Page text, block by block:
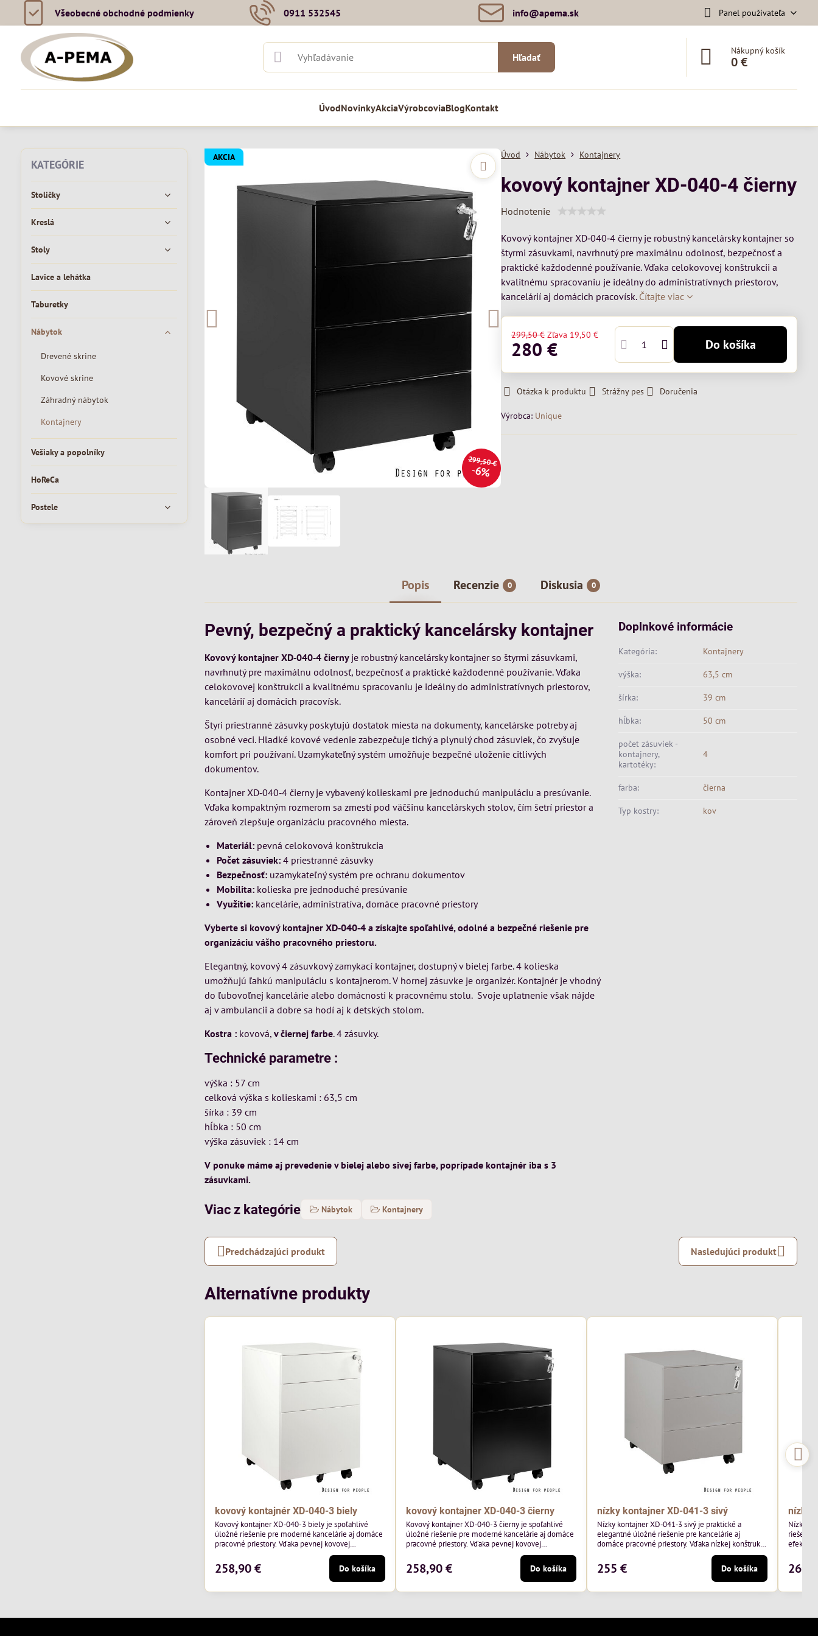
Všeobecné obchodné podmienky 0911 532545 info​@apema​.sk Panel používateľa
Hľadať
Nákupný košík
0 €
ÚvodNovinkyAkciaVýrobcoviaBlogKontakt
AKCIA
299,50 €
6%
Úvod Nábytok Kontajnery
kovový kontajner XD-040-4 čierny
Hodnotenie
Kovový kontajner XD‑040‑4 čierny je robustný kancelársky kontajner so
štyrmi zásuvkami, navrhnutý pre maximálnu odolnosť, bezpečnosť a
praktické každodenné používanie. Vďaka celokovovej konštrukcii a
kvalitnému spracovaniu je ideálny do administratívnych priestorov,
kancelárií aj domácich pracovísk. Čítajte viac
299,50 € Zľava 19,50 €
280 € Do košíka
Otázka k produktu Strážny pes Doručenia
Výrobca: Unique
Popis Recenzie 0 Diskusia 0
Pevný, bezpečný a praktický kancelársky kontajner
Kovový kontajner XD‑040‑4 čierny je robustný kancelársky kontajner so štyrmi zásuvkami,
navrhnutý pre maximálnu odolnosť, bezpečnosť a praktické každodenné používanie. Vďaka
celokovovej konštrukcii a kvalitnému spracovaniu je ideálny do administratívnych priestorov,
kancelárií aj domácich pracovísk.
Štyri priestranné zásuvky poskytujú dostatok miesta na dokumenty, kancelárske potreby aj
osobné veci. Hladké kovové vedenie zabezpečuje tichý a plynulý chod zásuviek, čo zvyšuje
komfort pri používaní. Uzamykateľný systém umožňuje bezpečné uloženie citlivých
dokumentov.
Kontajner XD‑040‑4 čierny je vybavený kolieskami pre jednoduchú manipuláciu a presúvanie.
Vďaka kompaktným rozmerom sa zmestí pod väčšinu kancelárskych stolov, čím šetrí priestor a
zároveň zlepšuje organizáciu pracovného miesta.
Materiál: pevná celokovová konštrukcia
Počet zásuviek: 4 priestranné zásuvky
Bezpečnosť: uzamykateľný systém pre ochranu dokumentov
Mobilita: kolieska pre jednoduché presúvanie
Využitie: kancelárie, administratíva, domáce pracovné priestory
Vyberte si kovový kontajner XD‑040‑4 a získajte spoľahlivé, odolné a bezpečné riešenie pre
organizáciu vášho pracovného priestoru.
Elegantný, kovový 4 zásuvkový zamykací kontajner, dostupný v bielej farbe. 4 kolieska
umožňujú ľahkú manipuláciu s kontajnerom. V hornej zásuvke je organizér. Kontajnér je vhodný
do ľubovoľnej kancelárie alebo domácnosti k pracovnému stolu. Svoje uplatnenie však nájde
aj v ambulancii a dobre sa hodí aj k detských stolom.
Kostra : kovová,v čiernej farbe. 4 zásuvky.
Technické parametre :
výška : 57 cm
celková výška s kolieskami : 63,5 cm
šírka : 39 cm
hĺbka : 50 cm
výška zásuviek : 14 cm
V ponuke máme aj prevedenie v bielej alebo sivej farbe, poprípade kontajnér iba s 3
zásuvkami.
Viac z kategórie Nábytok Kontajnery
Doplnkové informácie
Kategória: Kontajnery
výška: 63,5 cm
šírka: 39 cm
hĺbka: 50 cm
počet zásuviek -
kontajnery,
kartotéky:
4
farba: čierna
Typ kostry: kov
Predchádzajúci produkt Nasledujúci produkt
Alternatívne produkty
kovový kontajnér XD-040-3 biely
Kovový kontajner XD‑040-3 biely je spoľahlivé
úložné riešenie pre moderné kancelárie aj domáce
pracovné priestory. Vďaka pevnej kovovej
konštrukcii, kvalitným zásuvkám a praktickému
uzamykaniu poskytuje bezpečný priestor pre
dokumenty, kancelárske potreby aj osobné veci.
258,90 € Do košíka
kovový kontajner XD-040-3 čierny
Kovový kontajner XD‑040-3 čierny je spoľahlivé
úložné riešenie pre moderné kancelárie aj domáce
pracovné priestory. Vďaka pevnej kovovej
konštrukcii, kvalitným zásuvkám a praktickému
uzamykaniu poskytuje bezpečný priestor pre
dokumenty, kancelárske potreby aj osobné veci.
258,90 € Do košíka
nízky kontajner XD-041-3 sivý
Nízky kontajner XD‑041‑3 sivý je praktické a
elegantné úložné riešenie pre kancelárie aj
domáce pracovné priestory. Vďaka nízkej konštrukcii
sa bez problémov zmestí pod väčšinu pracovných
stolov a svojím moderným sivým prevedením
dokonale doplní každý interiér.
255 € Do košíka
nízky
Nízky
sa
stolov a
260 €
KATEGÓRIE
Stoličky
Kreslá
Stoly
Lavice a lehátka
Taburetky
Nábytok
Drevené skrine
Kovové skrine
Záhradný nábytok
Kontajnery
Vešiaky a popolníky
HoReCa
Postele